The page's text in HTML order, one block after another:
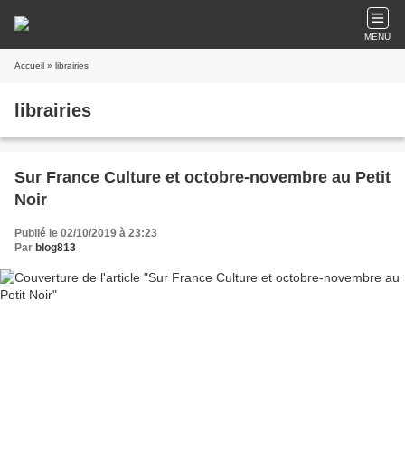
MENU
Accueil » librairies
librairies
Sur France Culture et octobre-novembre au Petit
Noir
Publié le 02/10/2019 à 23:23
Par blog813